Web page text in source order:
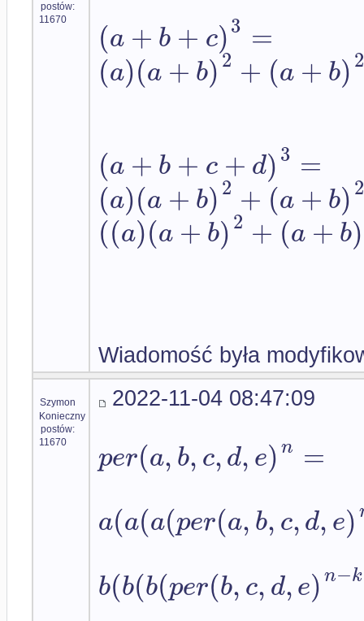
postów:
11670
(a + b + c)3 =
(a)(a + b)2 + (a + b)2
(a + b + c + d)3 =
(a)(a + b)2 +(a + b)2
((a)(a + b)2 + (a + b)
Wiadomość była
Szymon
Konieczny
postów:
11670
2022-11-04 08:47:09
per(a,b,c,d,e)n =
a(a(a(per(a,b,c,d,e)
b(b(b(per(b,c,d,e)n−k